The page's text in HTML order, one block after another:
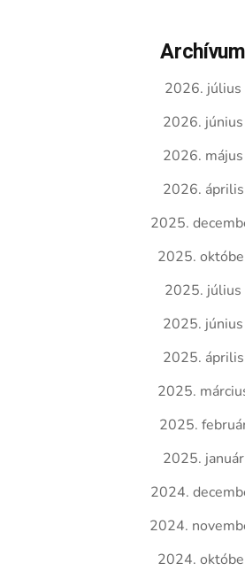
Archívum
2026. július
2026. június
2026. május
2026. április
2025.
2025.
2025. július
2025. június
2025. április
2025.
2025.
2025. január
2024.
2024.
2024.